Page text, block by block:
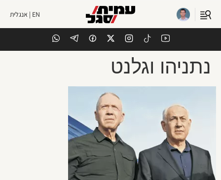
EN | אנגלית
נתניהו וגלנט